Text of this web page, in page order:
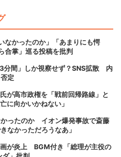
なかったのか」「あまりにも愕
掌」巡る投稿を批判
分間」しか視察せず？SNS拡散 内
定
が高市政権を「戦前回帰路線」と
に向かいかねない」
ったのか イオン爆発事故で斎藤
なかっただろうなあ」
が炎上 BGM付き「総理が主役の